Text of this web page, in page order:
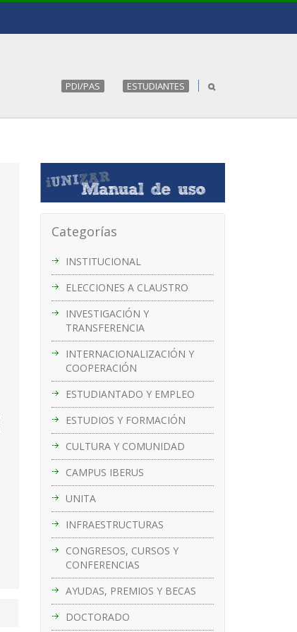
PDI/PAS ESTUDIANTES
Categorías
INSTITUCIONAL
ELECCIONES A CLAUSTRO
INVESTIGACIÓN Y
TRANSFERENCIA
INTERNACIONALIZACIÓN Y
COOPERACIÓN
ESTUDIANTADO Y EMPLEO
ESTUDIOS Y FORMACIÓN
CULTURA Y COMUNIDAD
CAMPUS IBERUS
UNITA
INFRAESTRUCTURAS
CONGRESOS, CURSOS Y
CONFERENCIAS
AYUDAS, PREMIOS Y BECAS
DOCTORADO